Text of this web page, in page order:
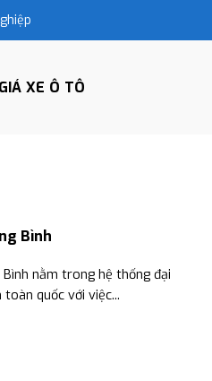
GIÁ XE Ô TÔ
Bình
Bình nằm trong hệ thống đại
quốc với việc...